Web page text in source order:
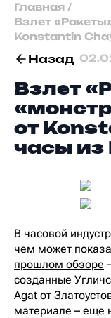
Главная /
Взлет
Konstantin
Назад
Взлет
от
часы из
В часовой
чем может
прошлом обзоре
созданные
Agat от
материале – еще